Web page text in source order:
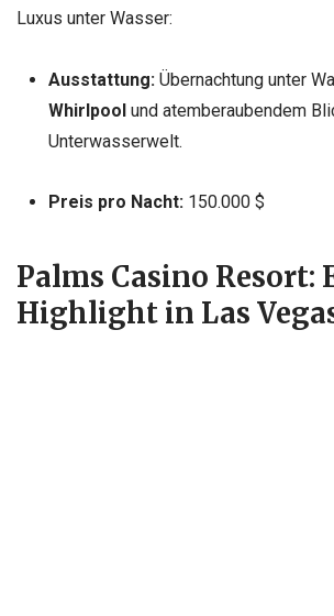
Luxus unter Wasser:
Ausstattung:Übernachtung unter
Whirlpoolund atemberaubendem
Unterwasserwelt.
Preis pro Nacht:150.000 $
Palms Casino Resort:
Highlight in Las